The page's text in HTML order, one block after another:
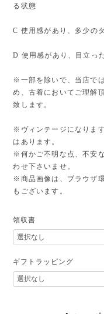
る状態
C 使用感があり、多少の
D 使用感があり、目立っ
※一部を除いで、当店で
め、古着においてご理解
致します。
※ヴィンテージになりま
はあります。
※何かご不明な点、不安
わせ下さいませ。
※商品画像は、ブラウザ
もございます。
領収書
ギフトラッピング